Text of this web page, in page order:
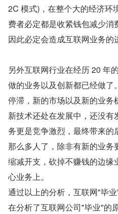
2C 模式)，在整个大的经济环
费者必定都是收紧钱包减少消
因此必定会造成互联网业务的
另外互联网行业在经历 20 年
做的业务以及创新都已经做了
停滞，新的市场以及新的业
新技术还处在发展中，还没
务更是竞争激烈，最终带来
那么多人了，除非有新的业
缩减开支，砍掉不赚钱的边
心业务上。
通过以上的分析，互联网"毕
在分析了互联网公司"毕业"的